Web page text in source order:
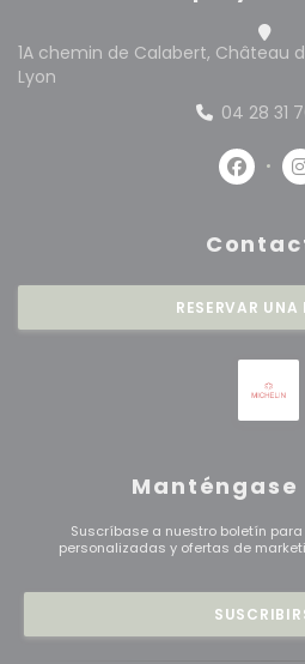
1A chemin de Calabert, Château
Lyon
04 28 31
RESERVAR UNA
Suscríbase a nuestro boletín
personalizadas y ofertas de